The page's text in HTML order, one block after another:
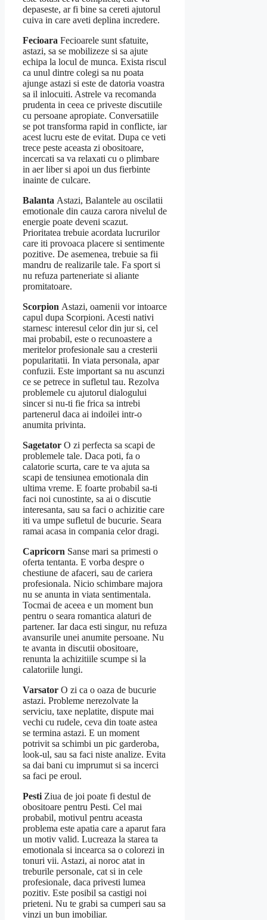
depaseste, ar fi bine sa cereti ajutorul
cuiva in care aveti deplina incredere.
Fecioara Fecioarele sunt sfatuite,
astazi, sa se mobilizeze si sa ajute
echipa la locul de munca. Exista riscul
ca unul dintre colegi sa nu poata
ajunge astazi si este de datoria voastra
sa il inlocuiti. Astrele va recomanda
prudenta in ceea ce priveste discutiile
cu persoane apropiate. Conversatiile
se pot transforma rapid in conflicte, iar
acest lucru este de evitat. Dupa ce veti
trece peste aceasta zi obositoare,
incercati sa va relaxati cu o plimbare
in aer liber si apoi un dus fierbinte
inainte de culcare.
Balanta Astazi, Balantele au oscilatii
emotionale din cauza carora nivelul de
energie poate deveni scazut.
Prioritatea trebuie acordata lucrurilor
care iti provoaca placere si sentimente
pozitive. De asemenea, trebuie sa fii
mandru de realizarile tale. Fa sport si
nu refuza parteneriate si aliante
promitatoare.
Scorpion Astazi, oamenii vor intoarce
capul dupa Scorpioni. Acesti nativi
starnesc interesul celor din jur si, cel
mai probabil, este o recunoastere a
meritelor profesionale sau a cresterii
popularitatii. In viata personala, apar
confuzii. Este important sa nu ascunzi
ce se petrece in sufletul tau. Rezolva
problemele cu ajutorul dialogului
sincer si nu-ti fie frica sa intrebi
partenerul daca ai indoilei intr-o
anumita privinta.
Sagetator O zi perfecta sa scapi de
problemele tale. Daca poti, fa o
calatorie scurta, care te va ajuta sa
scapi de tensiunea emotionala din
ultima vreme. E foarte probabil sa-ti
faci noi cunostinte, sa ai o discutie
interesanta, sau sa faci o achizitie care
iti va umpe sufletul de bucurie. Seara
ramai acasa in compania celor dragi.
Capricorn Sanse mari sa primesti o
oferta tentanta. E vorba despre o
chestiune de afaceri, sau de cariera
profesionala. Nicio schimbare majora
nu se anunta in viata sentimentala.
Tocmai de aceea e un moment bun
pentru o seara romantica alaturi de
partener. Iar daca esti singur, nu refuza
avansurile unei anumite persoane. Nu
te avanta in discutii obositoare,
renunta la achizitiile scumpe si la
calatoriile lungi.
Varsator O zi ca o oaza de bucurie
astazi. Probleme nerezolvate la
serviciu, taxe neplatite, dispute mai
vechi cu rudele, ceva din toate astea
se termina astazi. E un moment
potrivit sa schimbi un pic garderoba,
look-ul, sau sa faci niste analize. Evita
sa dai bani cu imprumut si sa incerci
sa faci pe eroul.
Pesti Ziua de joi poate fi destul de
obositoare pentru Pesti. Cel mai
probabil, motivul pentru aceasta
problema este apatia care a aparut fara
un motiv valid. Lucreaza la starea ta
emotionala si incearca sa o colorezi in
tonuri vii. Astazi, ai noroc atat in ​​
treburile personale, cat si in cele
profesionale, daca privesti lumea
pozitiv. Este posibil sa castigi noi
prieteni. Nu te grabi sa cumperi sau sa
vinzi un bun imobiliar.